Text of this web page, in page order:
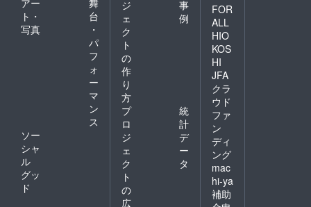
アー
ト・
写真
舞
台
・
パ
フ
ォ
ー
マ
ン
ス
ソー
シャ
ル
グッ
ド
ジ
ェ
ク
ト
の
作
り
方
事
例
プ
ロ
ジ
ェ
ク
ト
の
広
統
計
デ
ー
タ
FOR
ALL
HIO
KOS
HI
JFA
クラ
ウド
ファ
ン
ディ
ング
mac
hi-ya
補助